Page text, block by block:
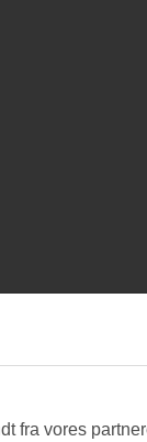
fra vores